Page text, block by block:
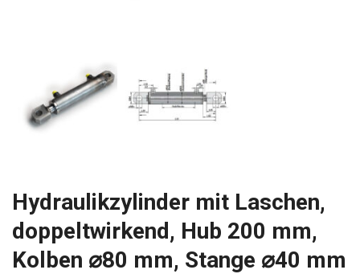
Hydraulikzylinder mit Laschen,
doppeltwirkend, Hub 200 mm,
Kolben ⌀80 mm, Stange ⌀40 mm